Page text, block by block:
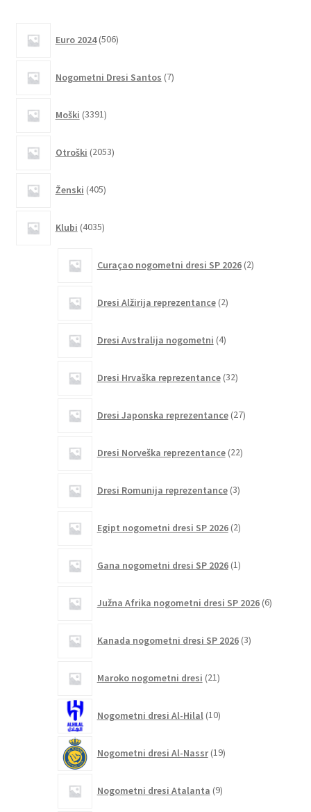
Euro 2024 506izdelkov
Nogometni Dresi Santos 7izdelkov
Moški 3391izdelkov
Otroški 2053izdelkov
Ženski 405izdelkov
Klubi 4035izdelkov
Curaçao nogometni dresi SP 2026 2izdelka
Dresi Alžirija reprezentance 2izdelka
Dresi Avstralija nogometni 4izdelki
Dresi Hrvaška reprezentance 32izdelkov
Dresi Japonska reprezentance 27izdelkov
Dresi Norveška reprezentance 22izdelkov
Dresi Romunija reprezentance 3izdelki
Egipt nogometni dresi SP 2026 2izdelka
Gana nogometni dresi SP 2026 1izdelek
Južna Afrika nogometni dresi SP 2026 6izdelkov
Kanada nogometni dresi SP 2026 3izdelki
Maroko nogometni dresi 21izdelkov
Nogometni dresi Al-Hilal 10izdelkov
Nogometni dresi Al-Nassr 19izdelkov
Nogometni dresi Atalanta 9izdelkov